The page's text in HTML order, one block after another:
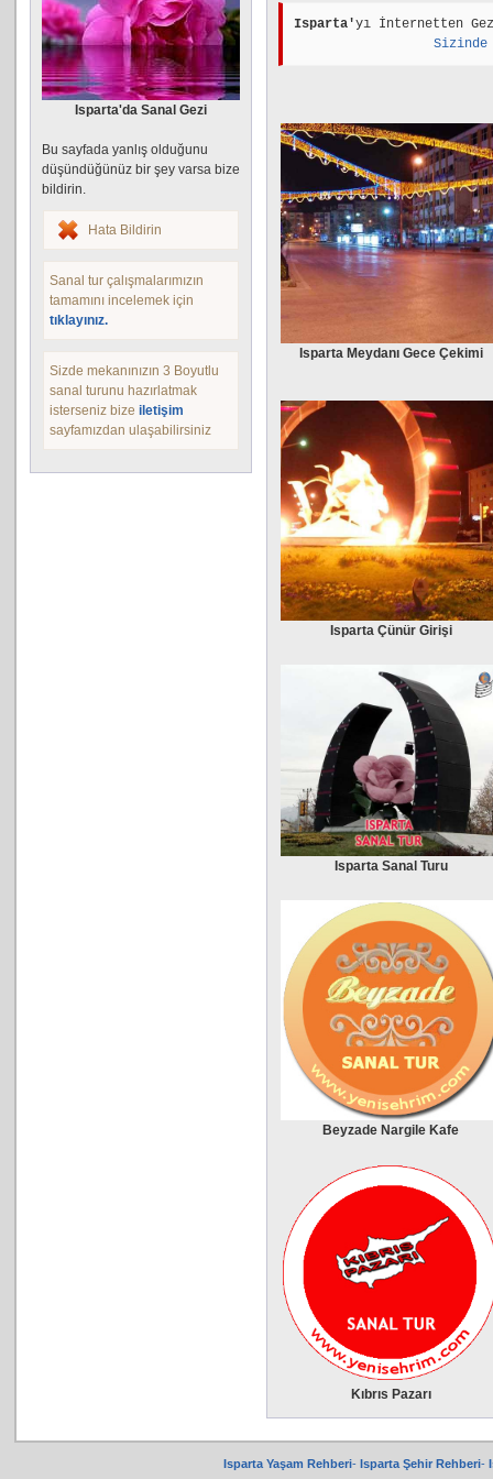
Isparta'da Sanal Gezi
Bu sayfada yanlış olduğunu
düşündüğünüz bir şey varsa bize
bildirin.
Hata Bildirin
Sanal tur çalışmalarımızın
tamamını incelemek için
tıklayınız.
Sizde mekanınızın 3 Boyutlu
sanal turunu hazırlatmak
isterseniz bize iletişim
sayfamızdan ulaşabilirsiniz
Isparta'yı İnternetten
Isparta Meydanı Gece Çekimi
Isparta Çünür Girişi
Isparta Sanal Turu
Beyzade Nargile Kafe
Kıbrıs Pazarı
Isparta Yaşam Rehberi- Isparta Şehir Rehberi-